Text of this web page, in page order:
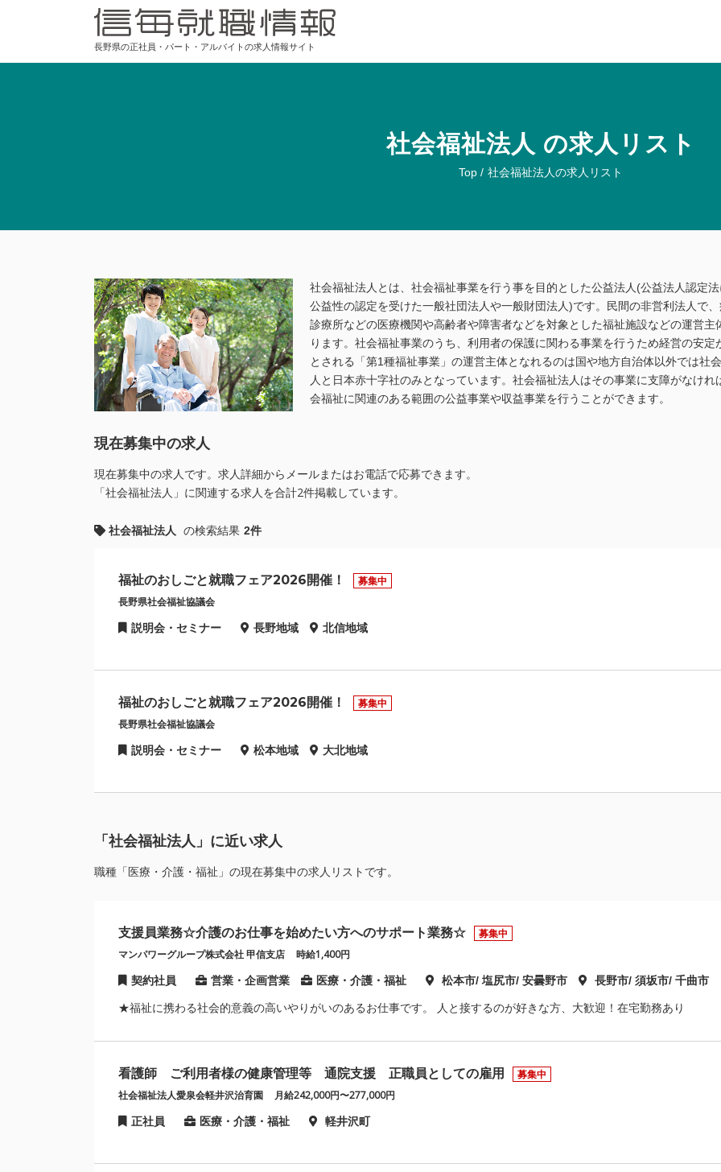
長野県の正社員・パート・アルバイトの求人情報サイト
社会福祉法人 の求人リスト
Top / 社会福祉法人の求人リスト
社会福祉法人とは、社会福祉事業を行う事を目的とした公益法人(公益法人認定
公益性の認定を受けた一般社団法人や一般財団法人)です。民間の非営利法人で
診療所などの医療機関や高齢者や障害者などを対象とした福祉施設などの運営主
ります。社会福祉事業のうち、利用者の保護に関わる事業を行うため経営の安定
とされる「第1種福祉事業」の運営主体となれるのは国や地方自治体以外では社
人と日本赤十字社のみとなっています。社会福祉法人はその事業に支障がなけれ
会福祉に関連のある範囲の公益事業や収益事業を行うことができます。
現在募集中の求人
現在募集中の求人です。求人詳細からメールまたはお電話で応募できます。
「社会福祉法人」に関連する求人を合計2件掲載しています。
社会福祉法人 の検索結果 2件
福祉のおしごと就職フェア2026開催！ 募集中
長野県社会福祉協議会
説明会・セミナー 長野地域 北信地域
福祉のおしごと就職フェア2026開催！ 募集中
長野県社会福祉協議会
説明会・セミナー 松本地域 大北地域
「社会福祉法人」に近い求人
職種「医療・介護・福祉」の現在募集中の求人リストです。
支援員業務☆介護のお仕事を始めたい方へのサポート業務☆ 募集中
マンパワーグループ株式会社 甲信支店 時給1,400円
契約社員 営業・企画営業 医療・介護・福祉 松本市/ 塩尻市/ 安曇野市 長野市/ 須坂市/ 千曲市
★福祉に携わる社会的意義の高いやりがいのあるお仕事です。 人と接するのが好きな方、大歓迎！在宅勤務あり
看護師 ご利用者様の健康管理等 通院支援 正職員としての雇用 募集中
社会福祉法人愛泉会軽井沢治育園 月給242,000円〜277,000円
正社員 医療・介護・福祉 軽井沢町